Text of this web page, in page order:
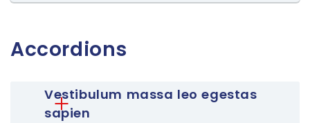
Accordions
Vestibulum massa leo egestas
sapien